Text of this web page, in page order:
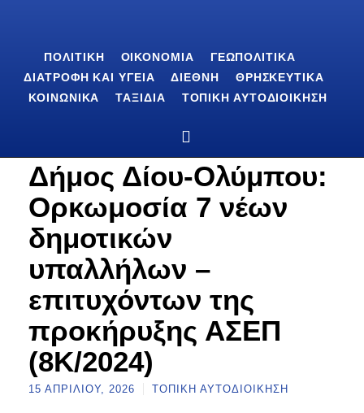
ΠΟΛΙΤΙΚΉ ΟΙΚΟΝΟΜΊΑ
ΓΕΩΠΟΛΙΤΙΚΆ
ΔΙΑΤΡΟΦΉ ΚΑΙ ΥΓΕΊΑ
ΔΙΕΘΝΉ
ΘΡΗΣΚΕΥΤΙΚΆ
ΚΟΙΝΩΝΙΚΆ
ΤΑΞΊΔΙΑ ΤΟΠΙΚΉ ΑΥΤΟΔΙΟΊΚΗΣΗ
Δήμος Δίου-Ολύμπου:
Ορκωμοσία 7 νέων
δημοτικών
υπαλλήλων –
επιτυχόντων της
προκήρυξης ΑΣΕΠ
(8Κ/2024)
15 ΑΠΡΙΛΊΟΥ, 2026 ΤΟΠΙΚΉ ΑΥΤΟΔΙΟΊΚΗΣΗ